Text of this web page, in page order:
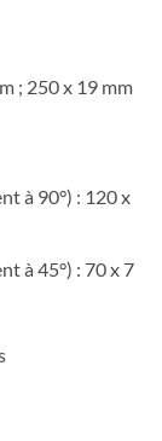
; 250 x 19 mm
à 90°) : 120 x
à 45°) : 70 x 7